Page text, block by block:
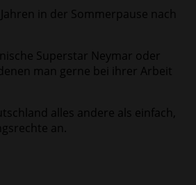
in der Sommerpause nach
Superstar Neymar oder
man gerne bei ihrer Arbeit
alles andere als einfach,
an.